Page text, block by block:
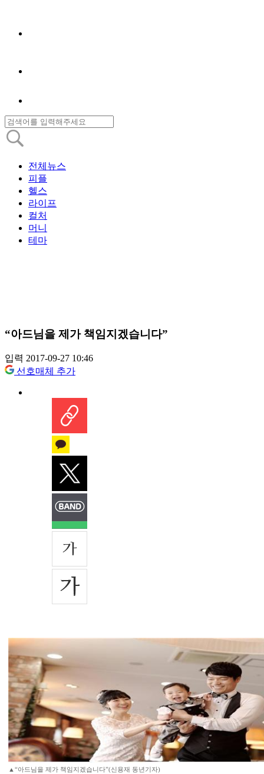
전체뉴스
피플
헬스
라이프
컬처
머니
테마
“아드님을 제가 책임지겠습니다”
입력 2017-09-27 10:46
선호매체 추가
▲“아드님을 제가 책임지겠습니다”(신용재 동년기자)